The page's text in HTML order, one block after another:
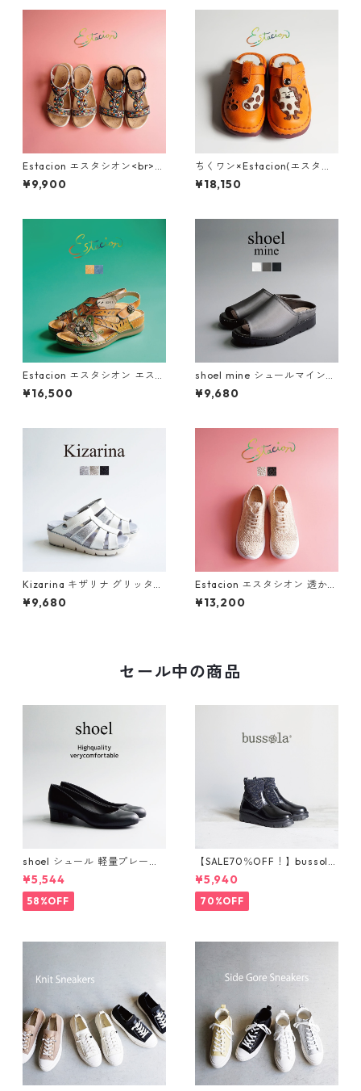
Estacion エスタシオン<br>エ
スニック調カラフルビーズデ
ザインコンフォートサンダル 3
¥9,900
ちくワン×Estacion(エスタシ
オン)コラボ ちくワンモチーフ
2way本革サボシューズ TGE68
¥18,150
Estacion エスタシオン エスニ
ック調フラワーカット本革ス
トラップサンダル 2522-5
¥16,500
shoel mine シュールマイン
ビジューアシンメトリー厚底
ミュールサンダル SM7656
¥9,680
Kizarina キザリナ グリッター
モチーフ2WAY厚底グルカサン
ダル KZ675
¥9,680
Estacion エスタシオン 透かし
編みフラワーデザインスニー
カー 6603-2
¥13,200
セール中の商品
shoel シュール 軽量プレーン
パンプス now235
¥5,544
58%OFF
【SALE70％OFF！】bussola
ブソラ ラメショートブー
ツ 925520
¥5,940
70%OFF